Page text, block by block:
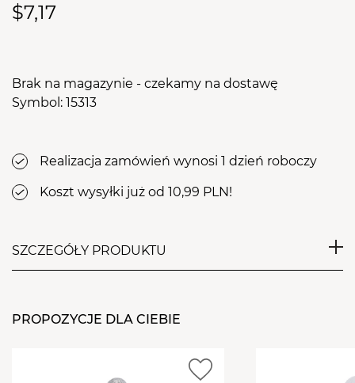
$7,17
Brak na magazynie - czekamy na dostawę
Symbol: 15313
Realizacja zamówień wynosi 1 dzień roboczy
Koszt wysyłki już od 10,99 PLN!
SZCZEGÓŁY PRODUKTU
zakończony, w rozmiarze 1,8mm. Przydatny podczas
usuwania głęboko umiejscowionych korzeni w
PROPOZYCJE DLA CIEBIE